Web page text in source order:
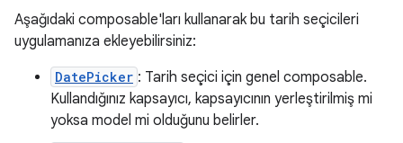
Aşağıdaki composable'ları kullanarak bu tarih seçicileri
uygulamanıza ekleyebilirsiniz:
DatePicker : Tarih seçici için genel composable.
Kullandığınız kapsayıcı, kapsayıcının yerleştirilmiş mi
yoksa model mi olduğunu belirler.